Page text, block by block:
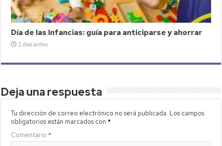
Día de las Infancias: guía para anticiparse y ahorrar
2 días antes
Deja una respuesta
Tu dirección de correo electrónico no será publicada. Los campos
obligatorios están marcados con *
Comentario *